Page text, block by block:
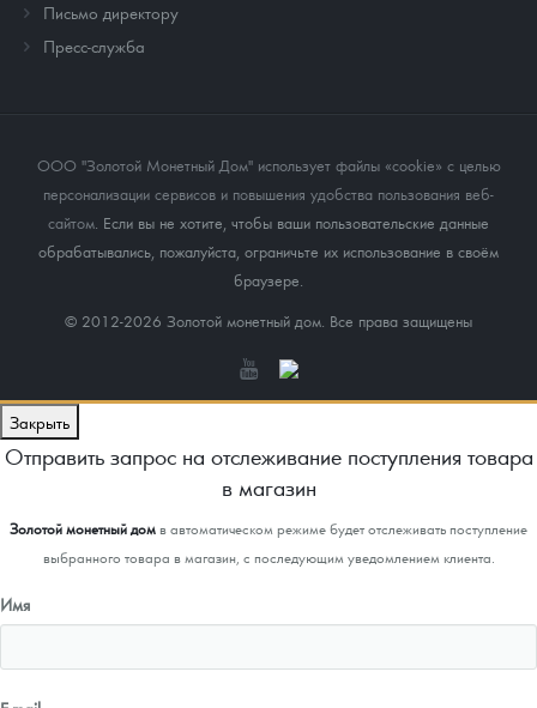
Письмо директору
Пресс-служба
ООО "Золотой Монетный Дом" использует файлы «cookie» с целью
персонализации сервисов и повышения удобства пользования веб-
сайтом . Если вы не хотите, чтобы ваши пользовательские данные
обрабатывались, пожалуйста, ограничьте их использование в своём
браузере.
© 2012-2026 Золотой монетный дом. Все права защищены
Закрыть
Отправить запрос на отслеживание поступления товара
в магазин
Золотой монетный домв автоматическом режиме будет отслеживать поступление
выбранного товара в магазин, с последующим уведомлением клиента.
Имя